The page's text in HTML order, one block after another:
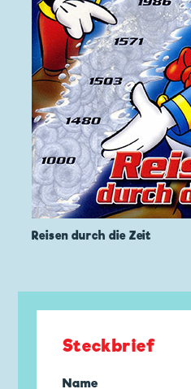
Reisen durch die Zeit
Steckbrief
Name